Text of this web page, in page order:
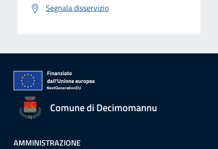
Segnala disservizio
Comune di Decimomannu
AMMINISTRAZIONE